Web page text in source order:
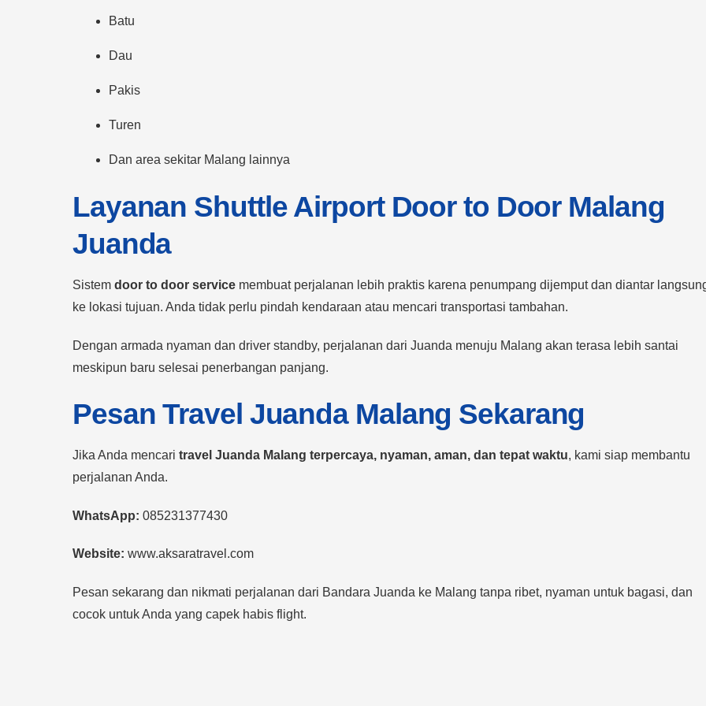
Batu
Dau
Pakis
Turen
Dan area sekitar Malang lainnya
Layanan Shuttle Airport Door to Door Malang
Juanda
Sistem door to door service membuat perjalanan lebih praktis karena penumpang dijemput dan diantar
ke lokasi tujuan. Anda tidak perlu pindah kendaraan atau mencari transportasi tambahan.
Dengan armada nyaman dan driver standby, perjalanan dari Juanda menuju Malang akan terasa lebih santai
meskipun baru selesai penerbangan panjang.
Pesan Travel Juanda Malang Sekarang
Jika Anda mencari travel Juanda Malang terpercaya, nyaman, aman, dan tepat waktu, kami siap membantu
perjalanan Anda.
WhatsApp: 085231377430
Website: www.aksaratravel.com
Pesan sekarang dan nikmati perjalanan dari Bandara Juanda ke Malang tanpa ribet, nyaman untuk bagasi, dan
cocok untuk Anda yang capek habis flight.